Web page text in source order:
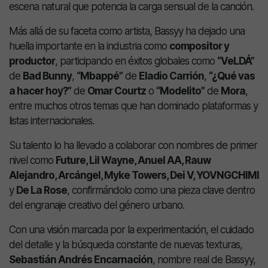
escena natural que potencia la carga sensual de la canción.
Más allá de su faceta como artista, Bassyy ha dejado una
huella importante en la industria como compositor y
productor, participando en éxitos globales como “VeLDÁ”
de Bad Bunny, “Mbappé” de Eladio Carrión, “¿Qué vas
a hacer hoy?” de Omar Courtz o “Modelito” de Mora,
entre muchos otros temas que han dominado plataformas y
listas internacionales.
Su talento lo ha llevado a colaborar con nombres de primer
nivel como Future, Lil Wayne, Anuel AA, Rauw
Alejandro, Arcángel, Myke Towers, Dei V, YOVNGCHIMI
y De La Rose, confirmándolo como una pieza clave dentro
del engranaje creativo del género urbano.
Con una visión marcada por la experimentación, el cuidado
del detalle y la búsqueda constante de nuevas texturas,
Sebastián Andrés Encarnación, nombre real de Bassyy,